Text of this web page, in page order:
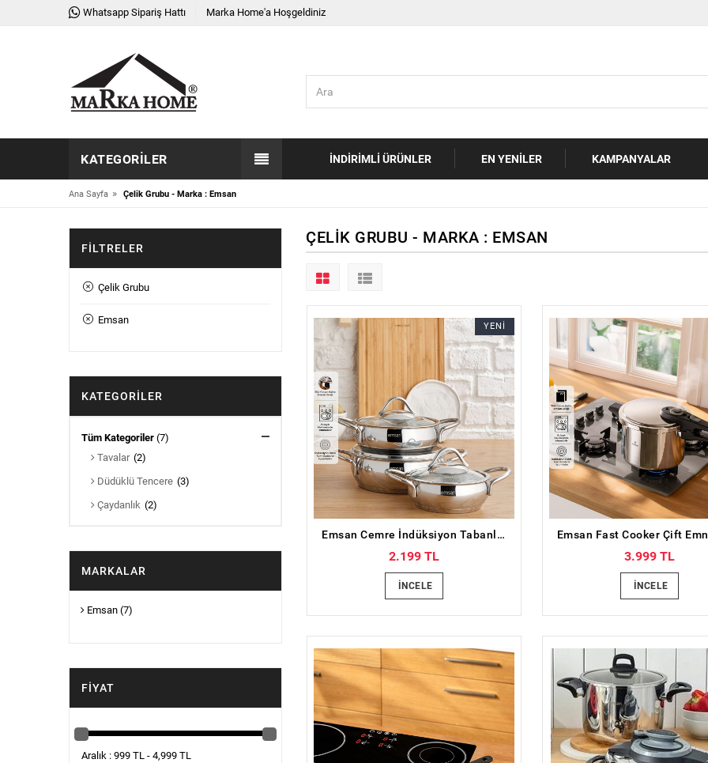
Whatsapp Sipariş Hattı Marka Home'a Hoşgeldiniz
KATEGORILER İNDIRIMLI ÜRÜNLER EN YENILER KAMPANYALAR
Ana Sayfa » Çelik Grubu - Marka : Emsan
ÇELIK GRUBU - MARKA : EMSAN
YENİ
Emsan Cemre İndüksiyon Tabanlı 6 Parça Çelik Sahan Seti
2.199 TL
İNCELE
3.999 TL
İNCELE
FILTRELER
Çelik Grubu
Emsan
KATEGORILER
Tüm Kategoriler (7)
Tavalar (2)
Düdüklü Tencere (3)
Çaydanlık (2)
MARKALAR
Emsan (7)
FIYAT
Aralık : 999 TL - 4,999 TL